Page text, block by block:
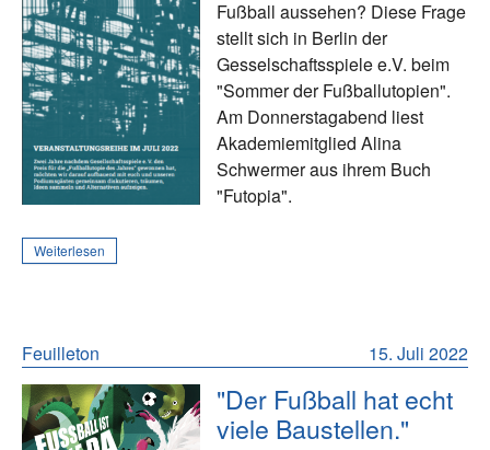
Fußball aussehen? Diese Frage
stellt sich in Berlin der
Gesselschaftsspiele e.V. beim
"Sommer der Fußballutopien".
Am Donnerstagabend liest
Akademiemitglied Alina
Schwermer aus ihrem Buch
"Futopia".
Weiterlesen
15. Juli 2022
Feuilleton
"Der Fußball hat echt
viele Baustellen."